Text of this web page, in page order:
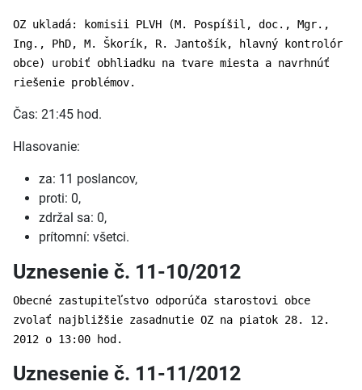
OZ ukladá: komisii PLVH (M. Pospíšil, doc., Mgr.,
Ing., PhD, M. Škorík, R. Jantošík, hlavný kontrolór
obce) urobiť obhliadku na tvare miesta a navrhnúť
riešenie problémov.
Čas: 21:45 hod.
Hlasovanie:
za: 11 poslancov,
proti: 0,
zdržal sa: 0,
prítomní: všetci.
Uznesenie č. 11-10/2012
Obecné zastupiteľstvo odporúča starostovi obce
zvolať najbližšie zasadnutie OZ na piatok 28. 12.
2012 o 13:00 hod.
Uznesenie č. 11-11/2012